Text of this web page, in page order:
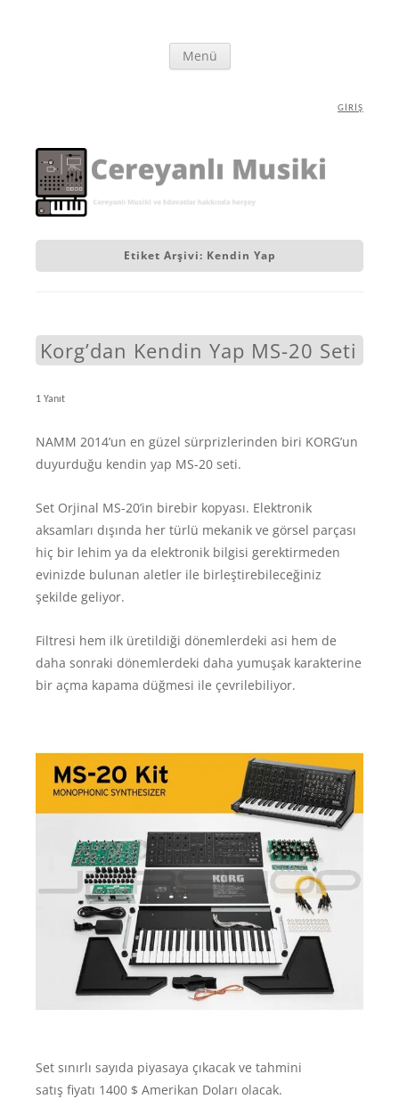
Cereyanlı Musiki
Synthesizer ve Elektronik Müzik Ekipmanları hakkında herşey
Menü
GIRIŞ
Etiket Arşivi: Kendin Yap
Korg’dan Kendin Yap MS-20 Seti
1 Yanıt
NAMM 2014’un en güzel sürprizlerinden biri KORG’un
duyurduğu kendin yap MS-20 seti.
Set Orjinal MS-20’in birebir kopyası. Elektronik
aksamları dışında her türlü mekanik ve görsel parçası
hiç bir lehim ya da elektronik bilgisi gerektirmeden
evinizde bulunan aletler ile birleştirebileceğiniz
şekilde geliyor.
Filtresi hem ilk üretildiği dönemlerdeki asi hem de
daha sonraki dönemlerdeki daha yumuşak karakterine
bir açma kapama düğmesi ile çevrilebiliyor.
Set sınırlı sayıda piyasaya çıkacak ve tahmini
satış fiyatı 1400 $ Amerikan Doları olacak.